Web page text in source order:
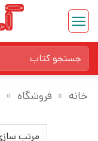
Skip
content
برای:
خانه » فروشگاه »